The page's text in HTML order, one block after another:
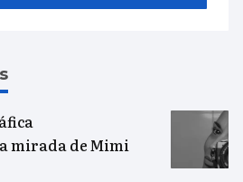
mirada de Mimi